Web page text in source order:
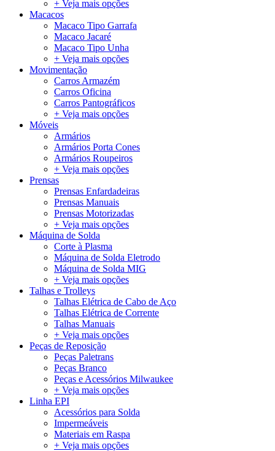
+ Veja mais opções
Macacos
Macaco Tipo Garrafa
Macaco Jacaré
Macaco Tipo Unha
+ Veja mais opções
Movimentação
Carros Armazém
Carros Oficina
Carros Pantográficos
+ Veja mais opções
Móveis
Armários
Armários Porta Cones
Armários Roupeiros
+ Veja mais opções
Prensas
Prensas Enfardadeiras
Prensas Manuais
Prensas Motorizadas
+ Veja mais opções
Máquina de Solda
Corte à Plasma
Máquina de Solda Eletrodo
Máquina de Solda MIG
+ Veja mais opções
Talhas e Trolleys
Talhas Elétrica de Cabo de Aço
Talhas Elétrica de Corrente
Talhas Manuais
+ Veja mais opções
Peças de Reposição
Peças Paletrans
Peças Branco
Peças e Acessórios Milwaukee
+ Veja mais opções
Linha EPI
Acessórios para Solda
Impermeáveis
Materiais em Raspa
+ Veja mais opções